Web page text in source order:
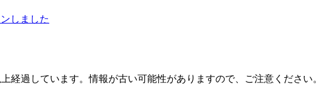
しました
経過しています。情報が古い可能性がありますので、ご注意ください。